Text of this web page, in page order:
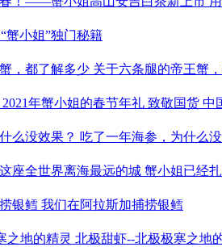
“蟹小姐”独门秘籍
关于六条腿的帝王蟹
致敬国货 中
吃了一年海参，为什么
蟹小姐已经
我们在阿拉斯加捕捞银鳕
北极甜虾--北极极寒之地